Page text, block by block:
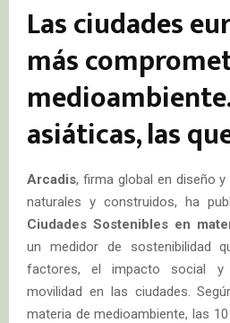
Las ciudades
más
asiáticas, las
Arcadis, firma global en diseño
naturales y construidos, ha
Ciudades Sostenibles en
un medidor de sostenibilidad
factores, el impacto social y
movilidad en las ciudades.
materia de medioambiente, las